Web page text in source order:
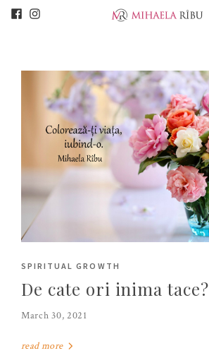
SPIRITUAL GROWTH
De cate ori inima tace?
March 30, 2021
read more